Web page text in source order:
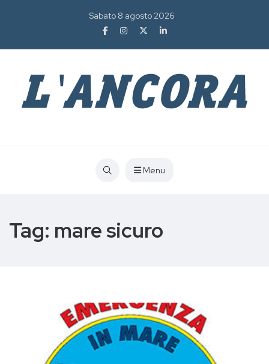
Sabato 8 agosto 2026
Menu
Tag: mare sicuro